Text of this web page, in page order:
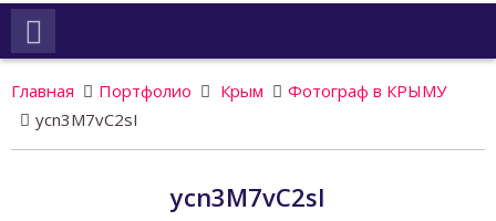
Главная Портфолио Крым
Фотограф в КРЫМУ
ycn3M7vC2sI
ycn3M7vC2sI